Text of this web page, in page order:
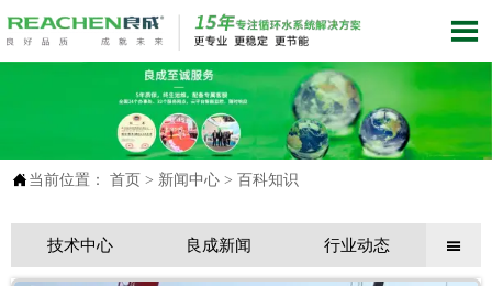

 当前位置： 首页 > 新闻中心 > 百科知识
技术中心 良成新闻 行业动态 